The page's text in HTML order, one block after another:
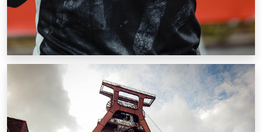
bereitgestellten Pressebilder dürfen bei Nennung des
Bildnachweises im Rahmen der Berichterstattung frei
verwendet werden.
Kontakt